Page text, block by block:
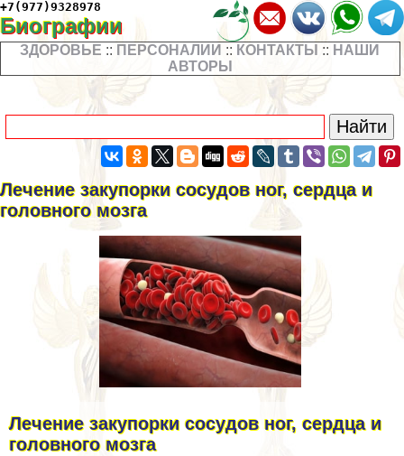
+7(977)9328978
Биографии
ЗДОРОВЬЕ :: ПЕРСОНАЛИИ :: КОНТАКТЫ :: НАШИ
АВТОРЫ
Лечение закупорки сосудов ног, сердца и
головного мозга
Лечение закупорки сосудов ног, сердца и
головного мозга